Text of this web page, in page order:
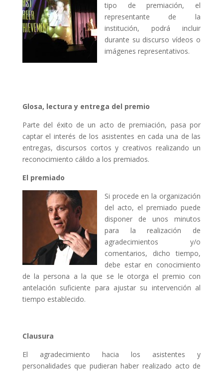
tipo de premiación, el
representante de la
institución, podrá incluir
durante su discurso vídeos o
imágenes representativos.
Glosa, lectura y entrega del premio
Parte del éxito de un acto de premiación, pasa por
captar el interés de los asistentes en cada una de las
entregas, discursos cortos y creativos realizando un
reconocimiento cálido a los premiados.
El premiado
Si procede en la organización
del acto, el premiado puede
disponer de unos minutos
para la realización de
agradecimientos y/o
comentarios, dicho tiempo,
debe estar en conocimiento
de la persona a la que se le otorga el premio con
antelación suficiente para ajustar su intervención al
tiempo establecido.
Clausura
El agradecimiento hacia los asistentes y
personalidades que pudieran haber realizado acto de